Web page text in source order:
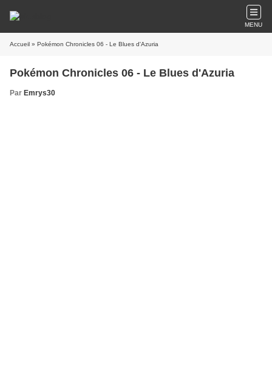
MENU
Accueil » Pokémon Chronicles 06 - Le Blues d'Azuria
Pokémon Chronicles 06 - Le Blues d'Azuria
Par Emrys30